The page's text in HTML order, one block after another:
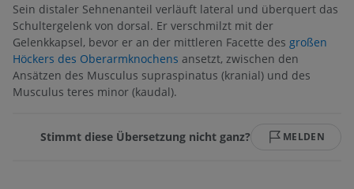
Sein distaler Sehnenanteil verläuft lateral und überquert das
Schultergelenk von dorsal. Er verschmilzt mit der
Gelenkkapsel, bevor er an der mittleren Facette des großen
Höckers des Oberarmknochens ansetzt, zwischen den
Ansätzen des Musculus supraspinatus (kranial) und des
Musculus teres minor (kaudal).
Stimmt diese Übersetzung nicht ganz? MELDEN